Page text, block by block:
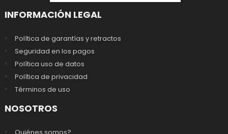
INFORMACIÓN LEGAL
Política de garantías y retractos
Seguridad en los pagos
Política uso de datos
Política de privacidad
Términos de uso
NOSOTROS